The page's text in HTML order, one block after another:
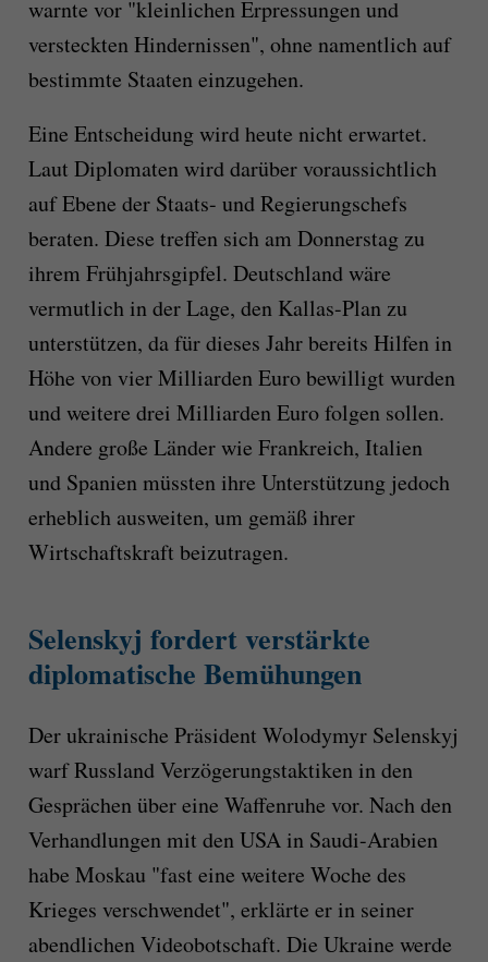
warnte vor "kleinlichen Erpressungen und
versteckten Hindernissen", ohne namentlich auf
bestimmte Staaten einzugehen.
Eine Entscheidung wird heute nicht erwartet.
Laut Diplomaten wird darüber voraussichtlich
auf Ebene der Staats- und Regierungschefs
beraten. Diese treffen sich am Donnerstag zu
ihrem Frühjahrsgipfel. Deutschland wäre
vermutlich in der Lage, den Kallas-Plan zu
unterstützen, da für dieses Jahr bereits Hilfen in
Höhe von vier Milliarden Euro bewilligt wurden
und weitere drei Milliarden Euro folgen sollen.
Andere große Länder wie Frankreich, Italien
und Spanien müssten ihre Unterstützung jedoch
erheblich ausweiten, um gemäß ihrer
Wirtschaftskraft beizutragen.
Selenskyj fordert verstärkte
diplomatische Bemühungen
Der ukrainische Präsident Wolodymyr Selenskyj
warf Russland Verzögerungstaktiken in den
Gesprächen über eine Waffenruhe vor. Nach den
Verhandlungen mit den USA in Saudi-Arabien
habe Moskau "fast eine weitere Woche des
Krieges verschwendet", erklärte er in seiner
abendlichen Videobotschaft. Die Ukraine werde